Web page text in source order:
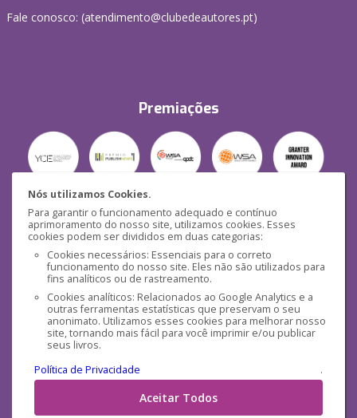
Nós utilizamos Cookies.
Para garantir o funcionamento adequado e contínuo
aprimoramento do nosso site, utilizamos cookies. Esses
cookies podem ser divididos em duas categorias:
Cookies necessários: Essenciais para o correto
funcionamento do nosso site. Eles não são utilizados para
fins analíticos ou de rastreamento.
Cookies analíticos: Relacionados ao Google Analytics e a
outras ferramentas estatísticas que preservam o seu
anonimato. Utilizamos esses cookies para melhorar nosso
site, tornando mais fácil para você imprimir e/ou publicar
seus livros.
Política de Privacidade
.
Aceitar Todos
Fale conosco: (atendimento@clubedeautores.pt)
Premiações
Segurança
Mídias Sociais